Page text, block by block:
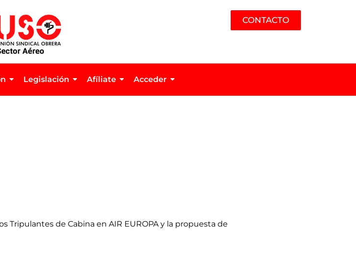
CONTACTO
Legislación Afíliate Acceder
de Cabina en AIR EUROPA y la propuesta de